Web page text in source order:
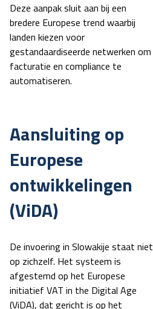
Deze aanpak sluit aan bij een
bredere Europese trend waarbij
landen kiezen voor
gestandaardiseerde netwerken om
facturatie en compliance te
automatiseren.
Aansluiting op
Europese
ontwikkelingen
(ViDA)
De invoering in Slowakije staat niet
op zichzelf. Het systeem is
afgestemd op het Europese
initiatief VAT in the Digital Age
(ViDA), dat gericht is op het